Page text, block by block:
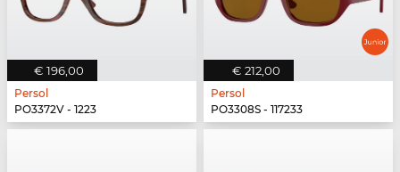
€ 196,00
Persol
PO3372V - 1223
€ 212,00
Persol
PO3308S - 117233